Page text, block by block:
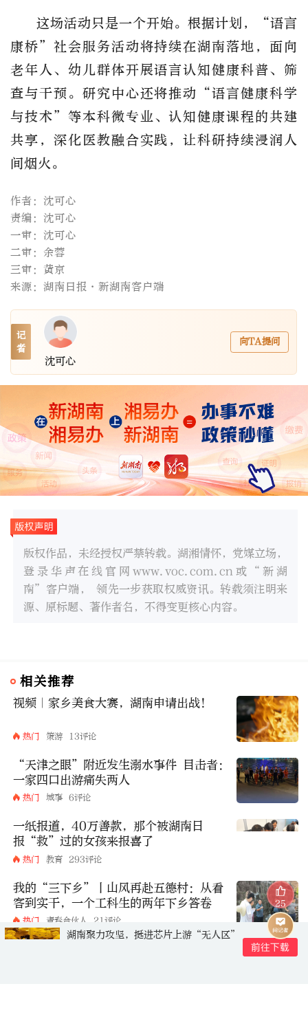
这场活动只是一个开始。根据计划，
“语言
康桥”社会服务活动将持续在湖南落地，面向
老年人、幼儿群体开展语言认知健康科普、筛
查与干预。研究中心还将推动 “语言健康科学
与技术”等本科微专业、认知健康课程的共建
共享，深化医教融合实践，让科研持续浸润人
间烟火。
作者：沈可心
责编：沈可心
一审：沈可心
二审：余蓉
三审：黄京
来源：湖南日报·新湖南客户端
记
者
沈可心
向TA提问
版权作品，未经授权严禁转载。湖湘情怀，党媒立场，
登录华声在线官网www.voc.com.cn或“新湖
南”客户端， 领先一步获取权威资讯。转载须注明来
源、原标题、著作者名，不得变更核心内容。
相关推荐
视频｜家乡美食大赛，湖南申请出战！
热门 策游 13评论
“天津之眼”附近发生溺水事件 目击者：
一家四口出游痛失两人
热门 城事 6评论
一纸报道，40万善款，那个被湖南日
报“救”过的女孩来报喜了
热门 教育 293评论
我的“三下乡”丨山风再赴五德村：从看
客到实干，一个工科生的两年下乡答卷
热门 青春合伙人 21评论
湖南聚力攻坚，挺进芯片上游“无人区”
25